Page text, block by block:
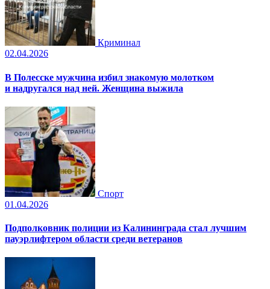
Криминал
02.04.2026
В Полесске мужчина избил знакомую молотком
и надругался над ней. Женщина выжила
Спорт
01.04.2026
Подполковник полиции из Калининграда стал лучшим
пауэрлифтером области среди ветеранов